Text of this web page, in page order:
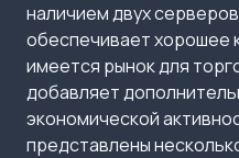
наличием двух
обеспечивает хорошее
имеется рынок для
добавляет
экономической
представлены